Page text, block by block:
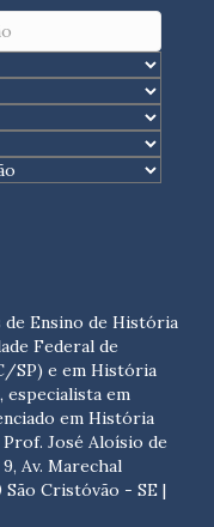
de Ensino de História
Federal de
SP) e em História
especialista em
em História
José Aloísio de
Av. Marechal
Cristóvão - SE |